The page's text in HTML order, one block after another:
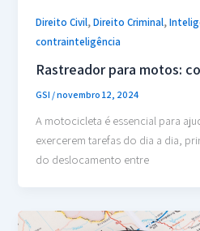
Direito Civil,Direito Criminal,
contrainteligência
Rastreador para motos:
GSI /novembro 12, 2024
A motocicleta é essencial para
exercerem tarefas do dia a dia,
do deslocamento entre